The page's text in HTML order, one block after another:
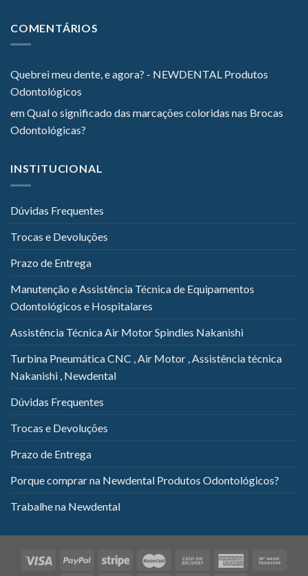
COMENTÁRIOS
Quebrei meu dente, e agora? - NEWDENTAL Produtos
Odontológicos
emQual o significado das marcações coloridas nas Brocas
Odontológicas?
INSTITUCIONAL
Dúvidas Frequentes
Trocas e Devoluções
Prazo de Entrega
Manutenção e Assistência Técnica de Equipamentos
Odontológicos e Hospitalares
Assistência Técnica Air Motor Spindles Nakanishi
Turbina Pneumática CNC , Air Motor , Assistência técnica
Nakanishi , Newdental
Dúvidas Frequentes
Trocas e Devoluções
Prazo de Entrega
Porque comprar na Newdental Produtos Odontológicos?
Trabalhe na Newdental